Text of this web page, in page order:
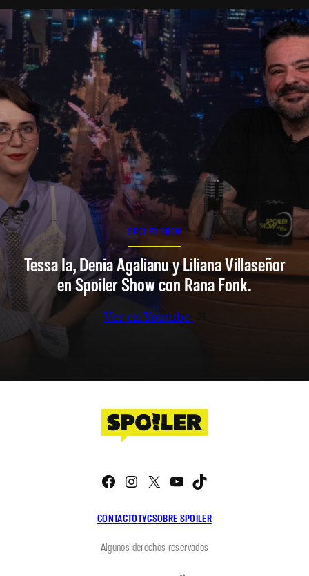
SPOILER SHOW
Tessa Ia, Denia Agalianu y Liliana Villaseñor
en Spoiler Show con Rana Fonk.
Ver en Youtube
CONTACTOTYCSOBRE SPOILER
Facebook
Instagram
X YouTube
Algunos derechos reservados